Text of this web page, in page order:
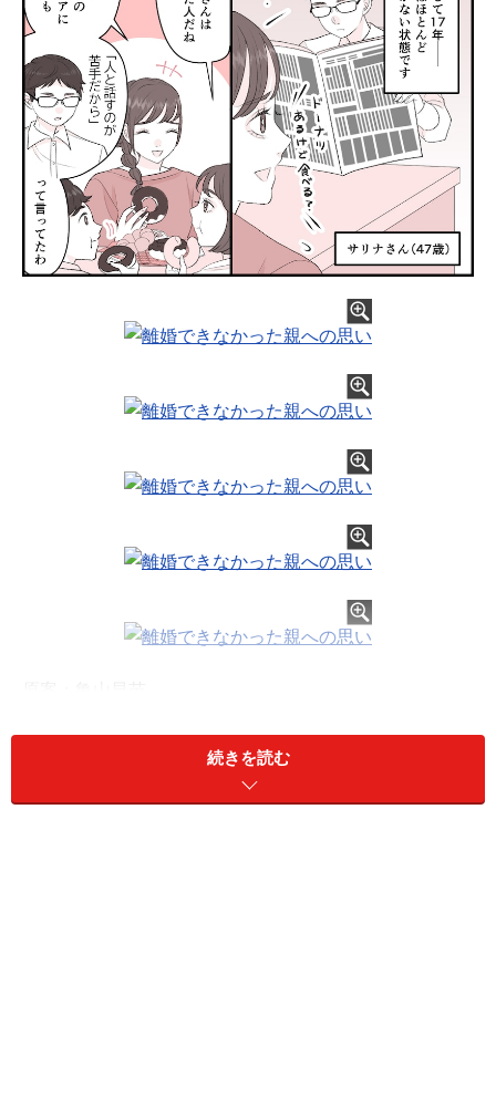
※記事内容は執筆時点のものです。最新の内容をご確認くださ
続きを読む